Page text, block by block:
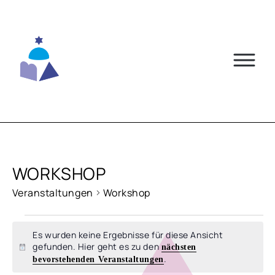
content
WORKSHOP
Veranstaltungen Workshop
VERANSTALTUNGEN
Hinweis
Es wurden keine Ergebnisse für diese Ansicht
gefunden. Hier geht es zu dennächsten
bevorstehenden Veranstaltungen.